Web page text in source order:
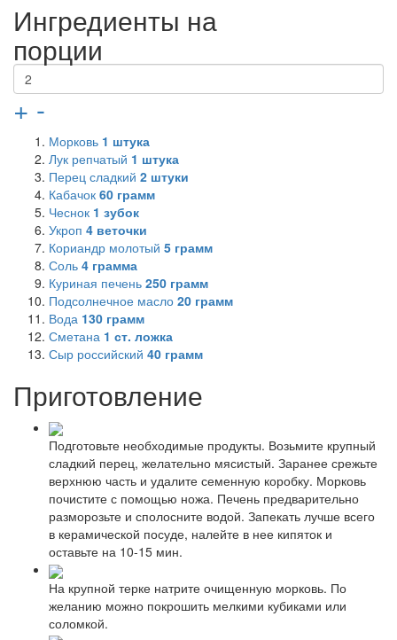
Ингредиенты на
порции
+ -
Морковь 1 штука
Лук репчатый 1 штука
Перец сладкий 2 штуки
Кабачок 60 грамм
Чеснок 1 зубок
Укроп 4 веточки
Кориандр молотый 5 грамм
Соль 4 грамма
Куриная печень 250 грамм
Подсолнечное масло 20 грамм
Вода 130 грамм
Сметана 1 ст. ложка
Сыр российский 40 грамм
Приготовление
Подготовьте необходимые продукты. Возьмите крупный
сладкий перец, желательно мясистый. Заранее срежьте
верхнюю часть и удалите семенную коробку. Морковь
почистите с помощью ножа. Печень предварительно
разморозьте и сполосните водой. Запекать лучше всего
в керамической посуде, налейте в нее кипяток и
оставьте на 10-15 мин.
На крупной терке натрите очищенную морковь. По
желанию можно покрошить мелкими кубиками или
соломкой.